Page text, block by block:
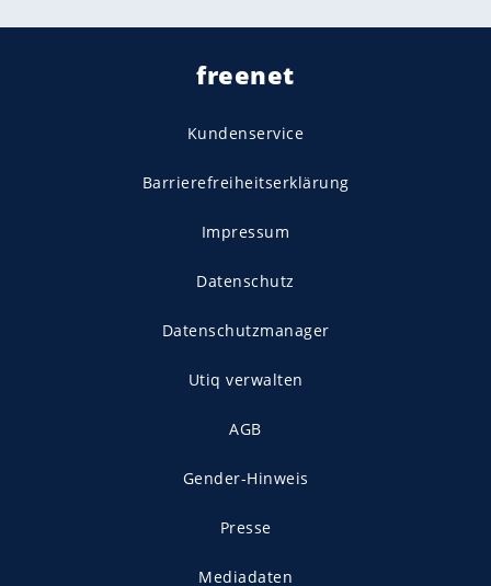
freenet
Kundenservice
Barrierefreiheitserklärung
Impressum
Datenschutz
Datenschutzmanager
Utiq verwalten
AGB
Gender-Hinweis
Presse
Mediadaten